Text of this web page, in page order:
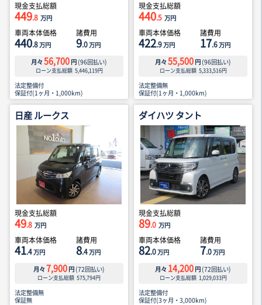
現金支払総額
449.8 万円
車両本体価格
440.8万円
諸費用
9.0万円
月々 56,700 円 (96回払い)
ローン支払総額 5,446,119円
法定整備付
保証付(1ヶ月・1,000km)
現金支払総額
440.5 万円
車両本体価格
422.9万円
諸費用
17.6万円
月々 55,500 円 (96回払い)
ローン支払総額 5,333,516円
法定整備無
保証付(1ヶ月・1,000km)
日産 ルークス
現金支払総額
49.8 万円
車両本体価格
41.4万円
諸費用
8.4万円
月々 7,900 円 (72回払い)
ローン支払総額 575,794円
法定整備無
保証無
ダイハツ タント
現金支払総額
89.0 万円
車両本体価格
82.0万円
諸費用
7.0万円
月々 14,200 円 (72回払い)
ローン支払総額 1,029,033円
法定整備付
保証付(3ヶ月・3,000km)